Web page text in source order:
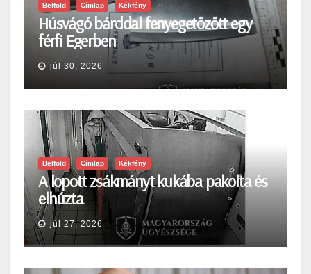
Belföld Címlap Kékfény
Húsvágó bárddal fenyegetőzőtt egy
férfi Egerben
júl 30, 2026
Belföld Címlap Kékfény
A lopott zsákmányt kukába pakolta és
elhúzta
júl 27, 2026